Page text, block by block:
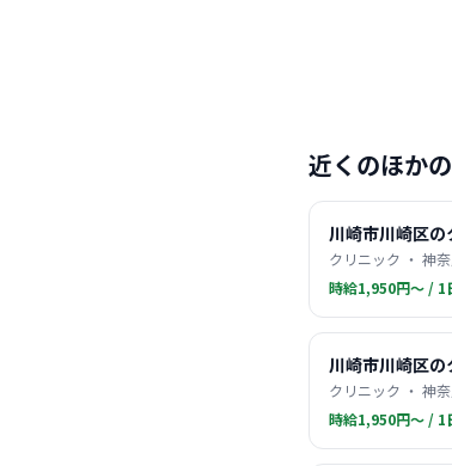
近くのほか
川崎市川崎区の
クリニック ・ 神
時給1,950円〜 / 1
川崎市川崎区の
クリニック ・ 神
時給1,950円〜 / 1